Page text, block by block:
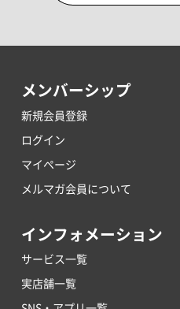
メンバーシップ
新規会員登録
ログイン
マイページ
メルマガ会員について
インフォメーション
サービス一覧
実店舗一覧